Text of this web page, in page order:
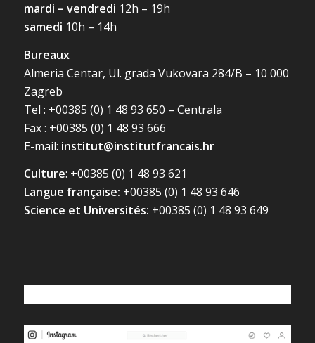
mardi – vendredi 12h – 19h
samedi 10h – 14h
Bureaux
Almeria Centar, Ul. grada Vukovara 284/B – 10 000
Zagreb
Tel : +00385 (0) 1 48 93 650 – Centrala
Fax : +00385 (0) 1 48 93 666
E-mail: institut@institutfrancais.hr
Culture: +00385 (0) 1 48 93 621
Langue française: +00385 (0) 1 48 93 646
Science et Universités: +00385 (0) 1 48 93 649